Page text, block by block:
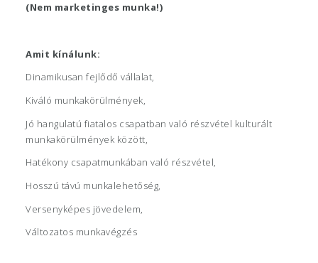
(Nem marketinges munka!)
Amit kínálunk:
Dinamikusan fejlődő vállalat,
Kiváló munkakörülmények,
Jó hangulatú fiatalos csapatban való részvétel kulturált
munkakörülmények között,
Hatékony csapatmunkában való részvétel,
Hosszú távú munkalehetőség,
Versenyképes jövedelem,
Változatos munkavégzés